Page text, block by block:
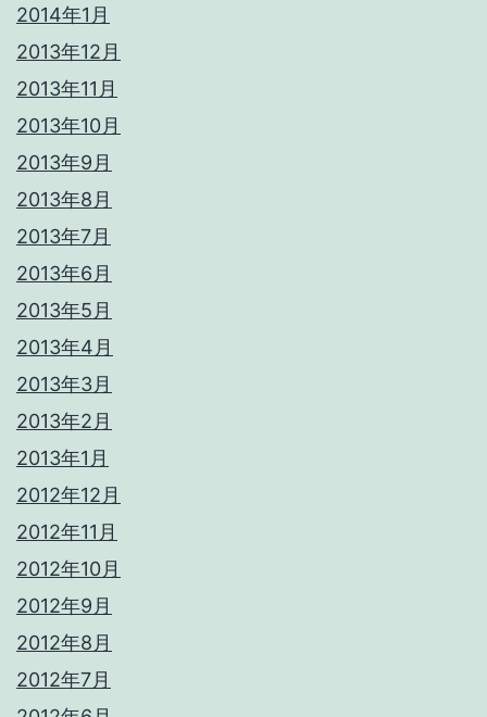
2014年1月
2013年12月
2013年11月
2013年10月
2013年9月
2013年8月
2013年7月
2013年6月
2013年5月
2013年4月
2013年3月
2013年2月
2013年1月
2012年12月
2012年11月
2012年10月
2012年9月
2012年8月
2012年7月